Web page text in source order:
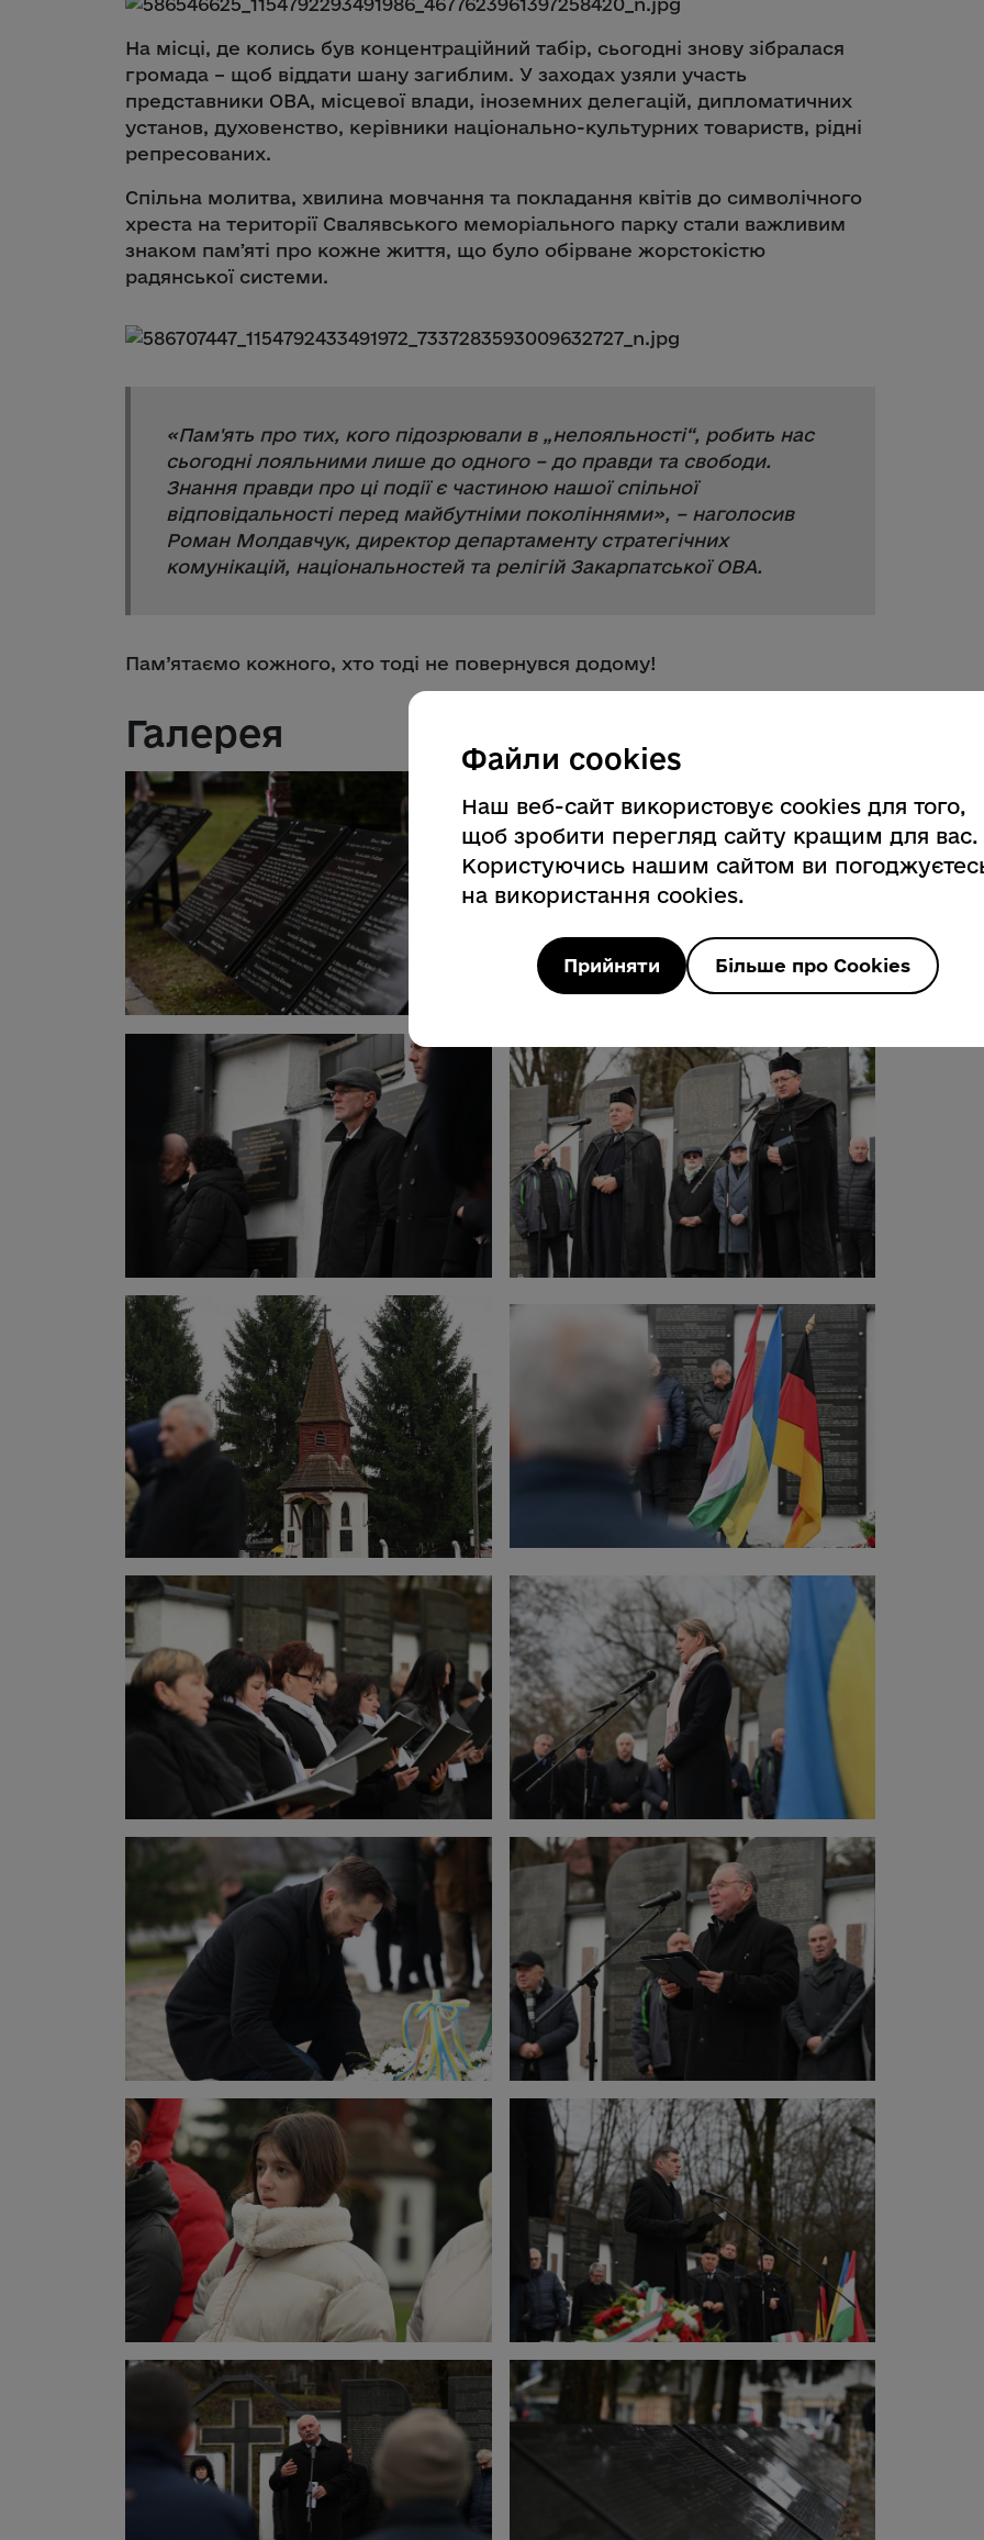
На місці, де колись був концентраційний табір, сьогодні знову зібралася
громада – щоб віддати шану загиблим. У заходах узяли участь
представники ОВА, місцевої влади, іноземних делегацій, дипломатичних
установ, духовенство, керівники національно-культурних товариств, рідні
репресованих.
Спільна молитва, хвилина мовчання та покладання квітів до символічного
хреста на території Свалявського меморіального парку стали важливим
знаком памʼяті про кожне життя, що було обірване жорстокістю
радянської системи.
«Пам'ять про тих, кого підозрювали в „нелояльності“, робить нас
сьогодні лояльними лише до одного – до правди та свободи.
Знання правди про ці події є частиною нашої спільної
відповідальності перед майбутніми поколіннями», – наголосив
Роман Молдавчук, директор департаменту стратегічних
комунікацій, національностей та релігій Закарпатської ОВА.
Пам’ятаємо кожного, хто тоді не повернувся додому!
Галерея
Файли cookies
Наш веб-сайт використовує cookies для того,
щоб зробити перегляд сайту кращим для вас.
Користуючись нашим сайтом ви
на використання cookies.
Прийняти Більше про Cookies